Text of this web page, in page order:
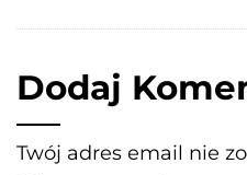
Dodaj
Twój adres email nie